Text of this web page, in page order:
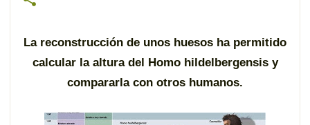
La reconstrucción de unos huesos ha permitido
calcular la altura del Homo hildelbergensis y
compararla con otros humanos.